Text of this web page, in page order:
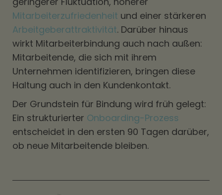
Mitarbeiterzufriedenheit und einer stärkeren
Arbeitgeberattraktivität. Darüber hinaus
wirkt Mitarbeiterbindung auch nach außen:
Mitarbeitende, die sich mit ihrem
Unternehmen identifizieren, bringen diese
Haltung auch in den Kundenkontakt.
Der Grundstein für Bindung wird früh gelegt:
Ein strukturierter Onboarding-Prozess
entscheidet in den ersten 90 Tagen darüber,
ob neue Mitarbeitende bleiben.